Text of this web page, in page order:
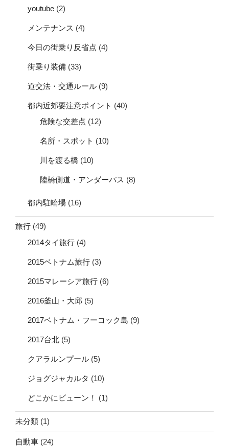
youtube (2)
メンテナンス (4)
今日の街乗り反省点 (4)
街乗り装備 (33)
道交法・交通ルール (9)
都内近郊要注意ポイント (40)
危険な交差点 (12)
名所・スポット (10)
川を渡る橋 (10)
陸橋側道・アンダーパス (8)
都内駐輪場 (16)
旅行 (49)
2014タイ旅行 (4)
2015ベトナム旅行 (3)
2015マレーシア旅行 (6)
2016釜山・大邱 (5)
2017ベトナム・フーコック島 (9)
2017台北 (5)
クアラルンプール (5)
ジョグジャカルタ (10)
どこかにビューン！ (1)
未分類 (1)
自動車 (24)